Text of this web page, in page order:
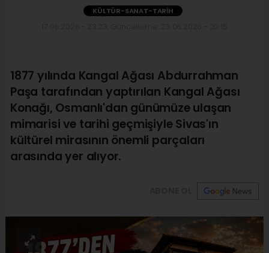
KÜLTÜR-SANAT-TARIH
1877 yılında Kangal Ağası Abdurrahman
Paşa tarafından yaptırılan Kangal Ağası
Konağı, Osmanlı'dan günümüze ulaşan
mimarisi ve tarihi geçmişiyle Sivas'ın
kültürel mirasının önemli parçaları
arasında yer alıyor.